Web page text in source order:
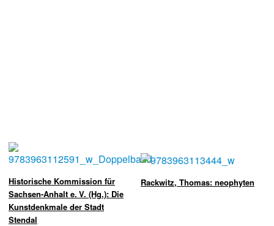
Historische Kommission für
Sachsen-­Anhalt e. V. (Hg.): Die
Kunstdenkmale der Stadt
Stendal
Rackwitz, Thomas: neophyten